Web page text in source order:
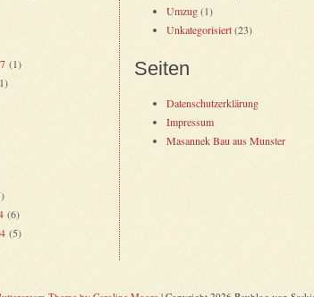
(1)
(6)
(5)
Umzug(1)
Unkategorisiert(23)
Seiten
Datenschutzerklärung
Impressum
Masannek Bau aus Munster